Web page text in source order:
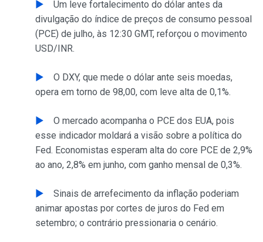
Um leve fortalecimento do dólar antes da
divulgação do índice de preços de consumo pessoal
(PCE) de julho, às 12:30 GMT, reforçou o movimento
USD/INR.
O DXY, que mede o dólar ante seis moedas,
opera em torno de 98,00, com leve alta de 0,1%.
O mercado acompanha o PCE dos EUA, pois
esse indicador moldará a visão sobre a política do
Fed. Economistas esperam alta do core PCE de 2,9%
ao ano, 2,8% em junho, com ganho mensal de 0,3%.
Sinais de arrefecimento da inflação poderiam
animar apostas por cortes de juros do Fed em
setembro; o contrário pressionaria o cenário.